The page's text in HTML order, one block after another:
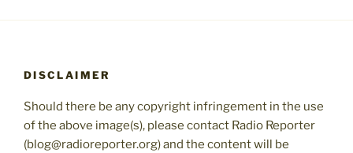
DISCLAIMER
Should there be any copyright infringement in the use
of the above image(s), please contact Radio Reporter
(blog@radioreporter.org) and the content will be